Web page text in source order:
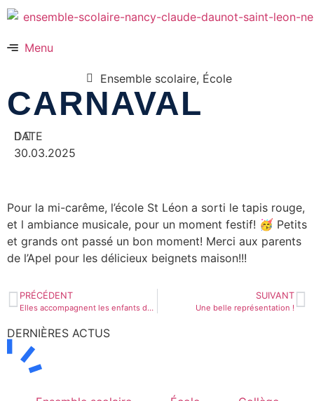
Menu
Ensemble scolaire, École
CARNAVAL
DATE
30.03.2025
Pour la mi-carême, l’école St Léon a sorti le tapis rouge,
et l ambiance musicale, pour un moment festif! 🥳 Petits
et grands ont passé un bon moment! Merci aux parents
de l’Apel pour les délicieux beignets maison!!!
PRÉCÉDENT
Elles accompagnent les enfants de maternelle au quotidien, elles sont au petit soin, alors en ce jour (23 mars)des ASEM, merci !
SUIVANT
Une belle représentation !
DERNIÈRES ACTUS